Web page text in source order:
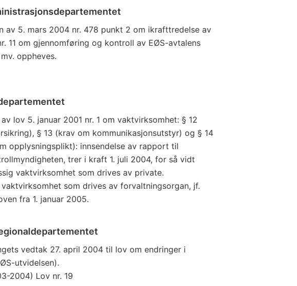
av 5. mars 2004 nr. 478 punkt 2 om ikrafttredelse av
11 om gjennomføring og kontroll av EØS-avtalens
oppheves.
lov 5. januar 2001 nr. 1 om vaktvirksomhet: § 12
§ 13 (krav om kommunikasjonsutstyr) og § 14
opplysningsplikt): innsendelse av rapport til
trer i kraft 1. juli 2004, for så vidt
vaktvirksomhet som drives av private.
vaktvirksomhet som drives av forvaltningsorgan, jf.
fra 1. januar 2005.
vedtak 27. april 2004 til lov om endringer i
utvidelsen).
2004) Lov nr. 19